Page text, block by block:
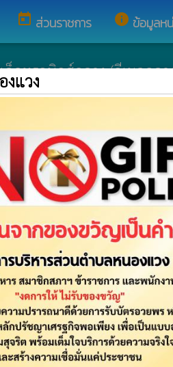
today ส่วนราชการ info ข้อมูลห
กทรอนิกส์กลาง (อีเมลกล
อี
โท
บบ : www.ts-local.com
แวง